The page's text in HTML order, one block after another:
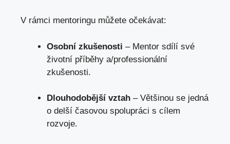
V rámci mentoringu můžete očekávat:
Osobní zkušenosti – Mentor sdílí své
životní příběhy a/professionální
zkušenosti.
Dlouhodobější vztah – Většinou se jedná
o delší časovou spolupráci s cílem
rozvoje.